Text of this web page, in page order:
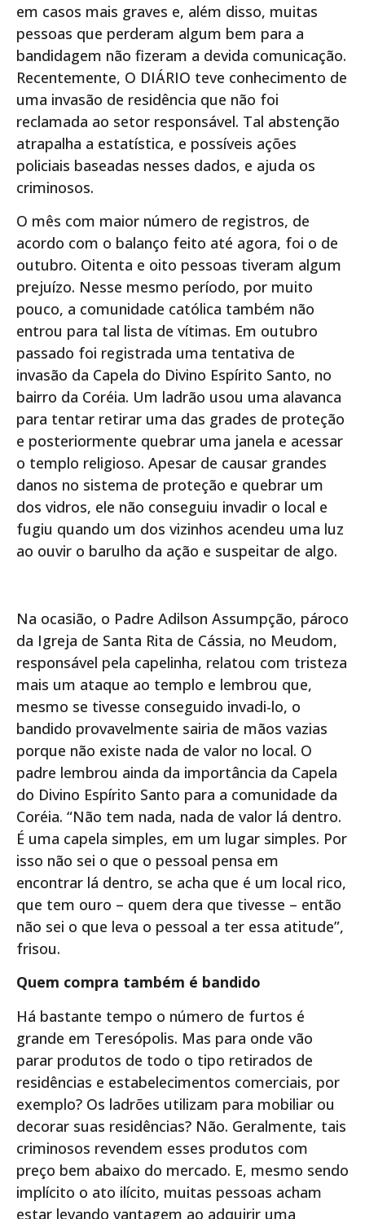
em casos mais graves e, além disso, muitas
pessoas que perderam algum bem para a
bandidagem não fizeram a devida comunicação.
Recentemente, O DIÁRIO teve conhecimento de
uma invasão de residência que não foi
reclamada ao setor responsável. Tal abstenção
atrapalha a estatística, e possíveis ações
policiais baseadas nesses dados, e ajuda os
criminosos.
O mês com maior número de registros, de
acordo com o balanço feito até agora, foi o de
outubro. Oitenta e oito pessoas tiveram algum
prejuízo. Nesse mesmo período, por muito
pouco, a comunidade católica também não
entrou para tal lista de vítimas. Em outubro
passado foi registrada uma tentativa de
invasão da Capela do Divino Espírito Santo, no
bairro da Coréia. Um ladrão usou uma alavanca
para tentar retirar uma das grades de proteção
e posteriormente quebrar uma janela e acessar
o templo religioso. Apesar de causar grandes
danos no sistema de proteção e quebrar um
dos vidros, ele não conseguiu invadir o local e
fugiu quando um dos vizinhos acendeu uma luz
ao ouvir o barulho da ação e suspeitar de algo.
Na ocasião, o Padre Adilson Assumpção, pároco
da Igreja de Santa Rita de Cássia, no Meudom,
responsável pela capelinha, relatou com tristeza
mais um ataque ao templo e lembrou que,
mesmo se tivesse conseguido invadi-lo, o
bandido provavelmente sairia de mãos vazias
porque não existe nada de valor no local. O
padre lembrou ainda da importância da Capela
do Divino Espírito Santo para a comunidade da
Coréia. “Não tem nada, nada de valor lá dentro.
É uma capela simples, em um lugar simples. Por
isso não sei o que o pessoal pensa em
encontrar lá dentro, se acha que é um local rico,
que tem ouro – quem dera que tivesse – então
não sei o que leva o pessoal a ter essa atitude”,
frisou.
Quem compra também é bandido
Há bastante tempo o número de furtos é
grande em Teresópolis. Mas para onde vão
parar produtos de todo o tipo retirados de
residências e estabelecimentos comerciais, por
exemplo? Os ladrões utilizam para mobiliar ou
decorar suas residências? Não. Geralmente, tais
criminosos revendem esses produtos com
preço bem abaixo do mercado. E, mesmo sendo
implícito o ato ilícito, muitas pessoas acham
estar levando vantagem ao adquirir uma